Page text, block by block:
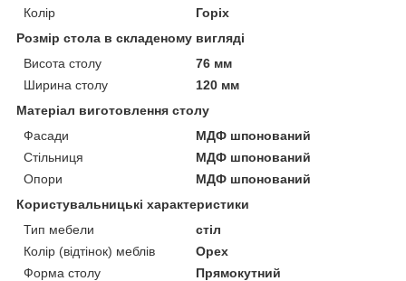
Колір
Горіх
Розмір стола в складеному вигляді
Висота столу
76 мм
Ширина столу
120 мм
Матеріал виготовлення столу
Фасади
МДФ шпонований
Стільниця
МДФ шпонований
Опори
МДФ шпонований
Користувальницькі характеристики
Тип мебели
стіл
Колір (відтінок) меблів
Орех
Форма столу
Прямокутний